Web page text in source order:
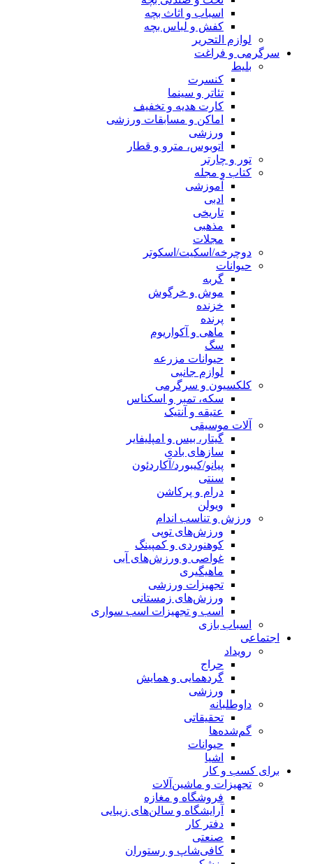
اسباب و اثاث بچه
کفش و لباس بچه
لوازم التحریر
سرگرمی و فراغت
بلیط
کنسرت
تئاتر و سینما
کارت هدیه و تخفیف
اماکن و مسابقات ورزشی
ورزشی
اتوبوس، مترو و قطار
تور و چارتر
کتاب و مجله
آموزشی
ادبی
تاریخی
مذهبی
مجلات
دوچرخه/اسکیت/اسکوتر
حیوانات
گربه
موش و خرگوش
خزنده
پرنده
ماهی و آکواریوم
سگ
حیوانات مزرعه
لوازم جانبی
کلکسیون و سرگرمی
سکه، تمبر و اسکناس
عتیقه و آنتیک
آلات موسیقی
گیتار، بیس و امپلیفایر
سازهای بادی
پیانو/کیبورد/آکاردئون
سنتی
درام و پرکاشن
ویولن
ورزش و تناسب اندام
ورزش‌های توپی
کوهنوردی و کمپینگ
غواصی و ورزش‌های آبی
ماهیگیری
تجهیزات ورزشی
ورزش‌های زمستانی
اسب و تجهیزات اسب سواری
اسباب‌ بازی
اجتماعی
رویداد
حراج
گردهمایی و همایش
ورزشی
داوطلبانه
تحقیقاتی
گم‌شده‌ها
حیوانات
اشیا
برای کسب و کار
تجهیزات و ماشین‌آلات
فروشگاه و مغازه
آرایشگاه و سالن‌های زیبایی
دفتر کار
صنعتی
کافی‌شاپ و رستوران